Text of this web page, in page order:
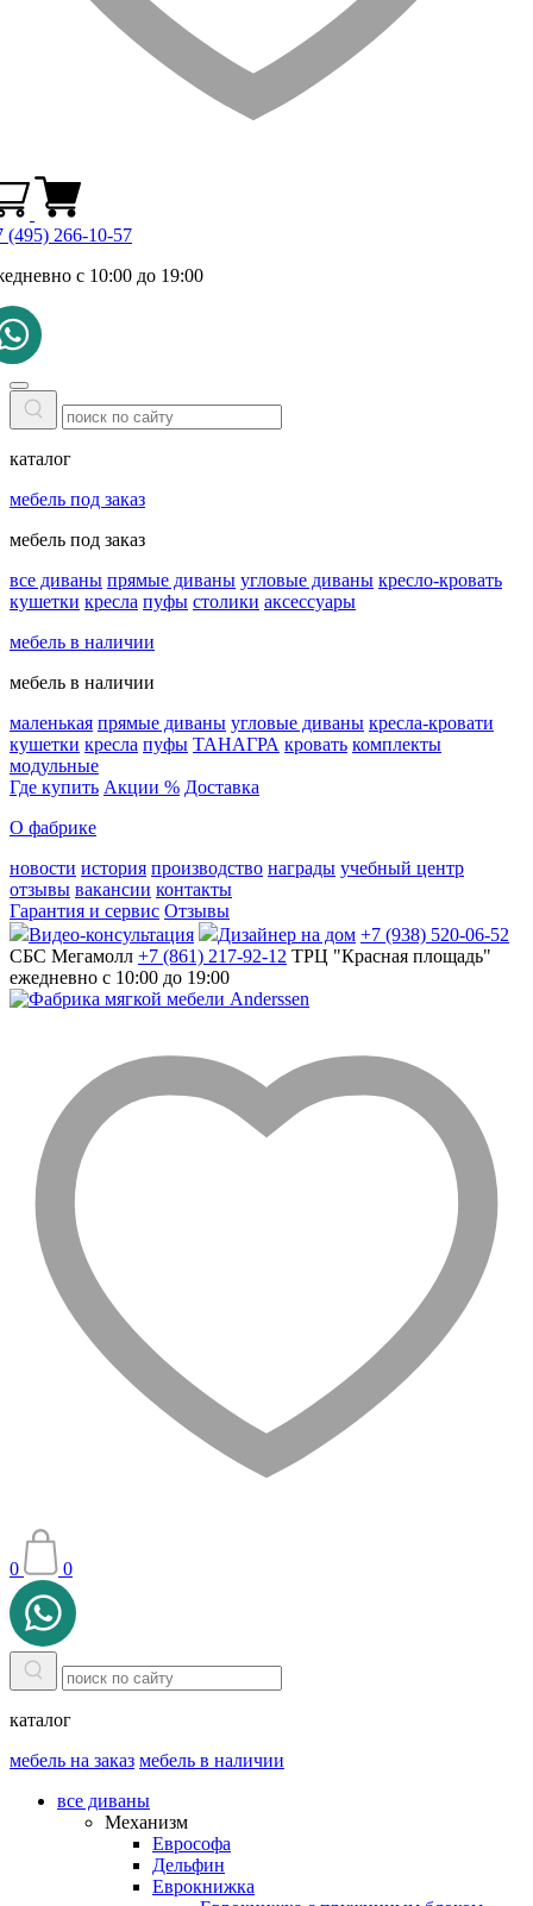
(495) 266-10-57
с 10:00 до 19:00
каталог
мебель под заказ
мебель под заказ
все диваны прямые диваны угловые диваны кресло-кровать
кушетки кресла пуфы столики аксессуары
мебель в наличии
мебель в наличии
маленькая прямые диваны угловые диваны кресла-кровати
кушетки кресла пуфы ТАНАГРА кровать комплекты
модульные
Где купить Акции % Доставка
О фабрике
новости история производство награды учебный центр
отзывы вакансии контакты
Гарантия и сервис Отзывы
Видео-консультация
Дизайнер на дом +7 (938) 520-06-52
СБС Мегамолл +7 (861) 217-92-12 ТРЦ "Красная площадь"
ежедневно с 10:00 до 19:00
0 0
каталог
мебель на заказ мебель в наличии
все диваны
Механизм
Еврософа
Дельфин
Еврокнижка